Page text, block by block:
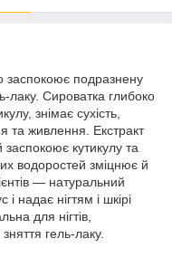
заспокоює подразнену
лаку. Сироватка глибоко
знімає сухість,
та живлення. Екстракт
заспокоює кутикулу та
водоростей зміцнює й
— натуральний
надає нігтям і шкірі
для нігтів,
гель-лаку.